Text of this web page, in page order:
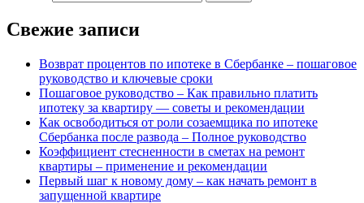
Свежие записи
Возврат процентов по ипотеке в Сбербанке – пошаговое
руководство и ключевые сроки
Пошаговое руководство – Как правильно платить
ипотеку за квартиру — советы и рекомендации
Как освободиться от роли созаемщика по ипотеке
Сбербанка после развода – Полное руководство
Коэффициент стесненности в сметах на ремонт
квартиры – применение и рекомендации
Первый шаг к новому дому – как начать ремонт в
запущенной квартире